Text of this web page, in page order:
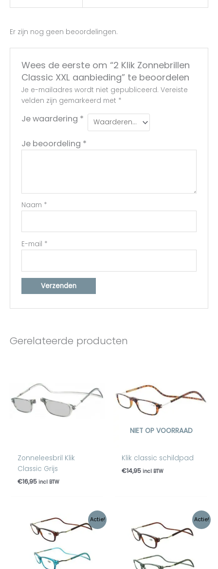
Er zijn nog geen beoordelingen.
Wees de eerste om “2 Klik Zonnebrillen
Classic XXL aanbieding” te beoordelen
Je e-mailadres wordt niet gepubliceerd. Vereiste
velden zijn gemarkeerd met *
Je waardering *
Je beoordeling *
Naam *
E-mail *
Gerelateerde producten
Zonneleesbril Klik
Classic Grijs
€16,95 incl BTW
NIET OP VOORRAAD
Klik classic schildpad
€14,95 incl BTW
Actie!
Oorspronkelijke
prijs
was:
€37,47.
prijs
is:
Actie!
prijs
was:
€24,98.
prijs
is:
€21,95.